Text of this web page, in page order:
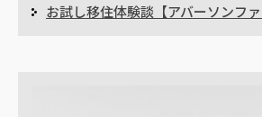
お試し移住体験談【アバーソンファ